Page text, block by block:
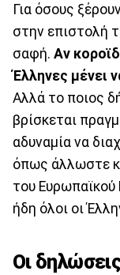
Για όσους
στην επιστολή
σαφή. Αν
Έλληνες μένει
Αλλά το ποιος
βρίσκεται
αδυναμία να
όπως άλλωστε
του Ευρωπαϊκού
ήδη όλοι οι
Οι